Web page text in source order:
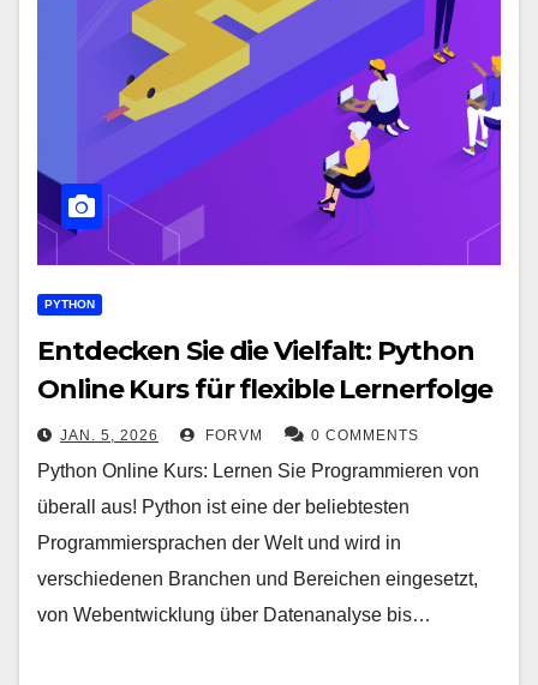
PYTHON
Entdecken Sie die Vielfalt: Python
Online Kurs für flexible Lernerfolge
JAN. 5, 2026 FORVM 0 COMMENTS
Python Online Kurs: Lernen Sie Programmieren von
überall aus! Python ist eine der beliebtesten
Programmiersprachen der Welt und wird in
verschiedenen Branchen und Bereichen eingesetzt,
von Webentwicklung über Datenanalyse bis…